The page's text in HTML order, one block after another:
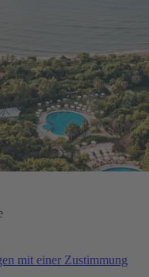
mit einer Zustimmung